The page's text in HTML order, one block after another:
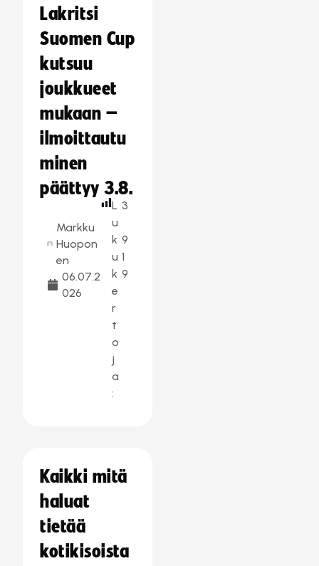
Lakritsi
Suomen Cup
kutsuu
joukkueet
mukaan –
ilmoittautu
minen
päättyy 3.8.
Markku
Huopon
en
06.07.2
026
L
u
k
u
k
e
r
t
o
j
a
:
3
9
1
9
Kaikki mitä
haluat
tietää
kotikisoista